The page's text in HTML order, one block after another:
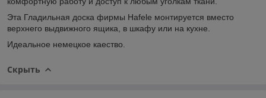
Эта Гладильная доска фирмы Hafele монтируется вместо
верхнего выдвижного ящика, в шкафу или на кухне.
Идеальное немецкое каество.
Скрыть